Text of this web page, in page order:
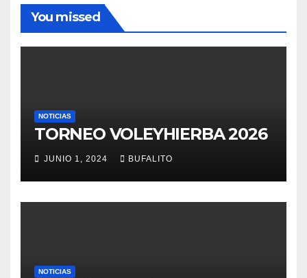
You missed
NOTICIAS
TORNEO VOLEYHIERBA 2026
JUNIO 1, 2024 BUFALITO
NOTICIAS